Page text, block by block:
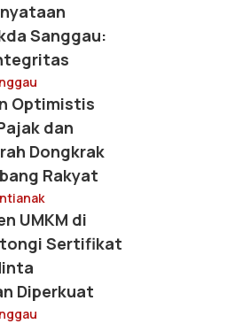
Sanggau:
Optimistis
dan
Dongkrak
Rakyat
UMKM di
Sertifikat
Diperkuat